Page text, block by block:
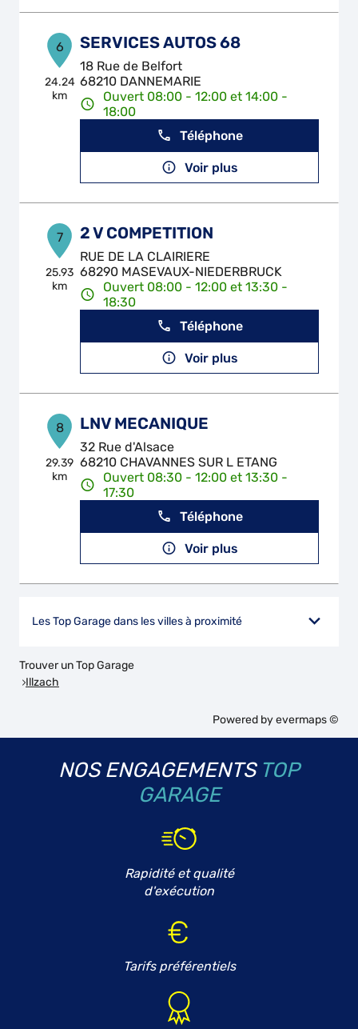
6
24.24
km
SERVICES AUTOS 68
18 Rue de Belfort
68210 DANNEMARIE
Ouvert 08:00 - 12:00 et 14:00 -
18:00
Téléphone
Voir plus
7
25.93
km
2 V COMPETITION
RUE DE LA CLAIRIERE
68290 MASEVAUX-NIEDERBRUCK
Ouvert 08:00 - 12:00 et 13:30 -
18:30
Téléphone
Voir plus
8
29.39
km
LNV MECANIQUE
32 Rue d'Alsace
68210 CHAVANNES SUR L ETANG
Ouvert 08:30 - 12:00 et 13:30 -
17:30
Téléphone
Voir plus
Les Top Garage dans les villes à proximité
Trouver un Top Garage
Illzach
Powered byevermaps ©
NOS ENGAGEMENTS TOP
GARAGE
Rapidité et qualité
d'exécution
Tarifs préférentiels